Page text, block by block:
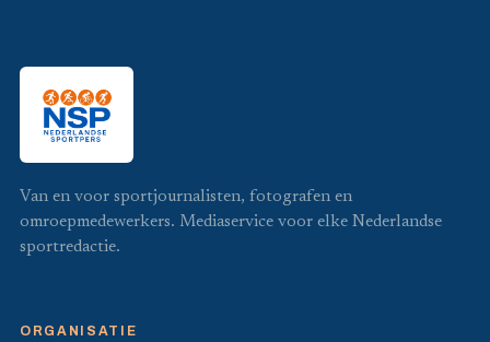
Van en voor sportjournalisten, fotografen en
omroepmedewerkers. Mediaservice voor elke Nederlandse
sportredactie.
ORGANISATIE